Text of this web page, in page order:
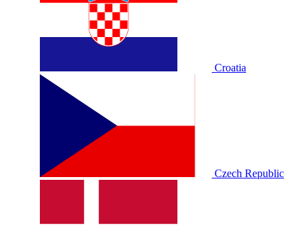
Croatia
Czech Republic